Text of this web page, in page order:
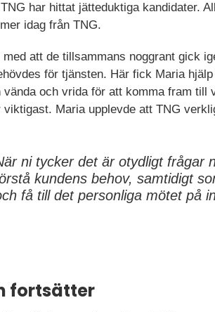
har hittat jätteduktiga kandidater.
idag från TNG.
med att de tillsammans noggrant gick
för tjänsten. Här fick Maria
vända och vrida för att komma fram till
Maria upplevde att TNG
ni tycker det är otydligt frågar
kundens behov, samtidigt
få till det personliga mötet på
fortsätter